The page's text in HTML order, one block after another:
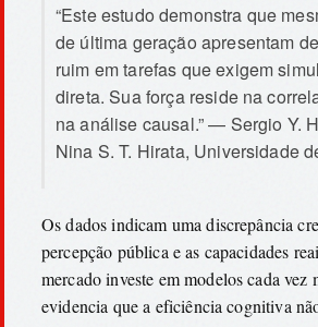
“Este estudo demonstra que
de última geração apresentam
ruim em tarefas que exigem
direta. Sua força reside na
na análise causal.” — Sergio Y.
Nina S. T. Hirata, Universidade
Os dados indicam uma discrepância
percepção pública e as capacidades
mercado investe em modelos cada vez
evidencia que a eficiência cognitiva